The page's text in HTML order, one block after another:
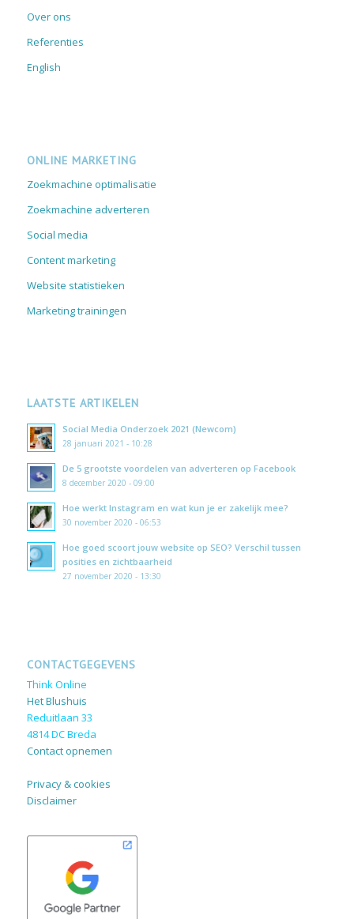
Over ons
Referenties
English
ONLINE MARKETING
Zoekmachine optimalisatie
Zoekmachine adverteren
Social media
Content marketing
Website statistieken
Marketing trainingen
LAATSTE ARTIKELEN
Social Media Onderzoek 2021 (Newcom)
28 januari 2021 - 10:28
De 5 grootste voordelen van adverteren op Facebook
8 december 2020 - 09:00
Hoe werkt Instagram en wat kun je er zakelijk mee?
30 november 2020 - 06:53
Hoe goed scoort jouw website op SEO? Verschil tussen
posities en zichtbaarheid
27 november 2020 - 13:30
CONTACTGEGEVENS
Think Online
Het Blushuis
Reduitlaan 33
4814 DCBreda
Contact opnemen
Privacy & cookies
Disclaimer